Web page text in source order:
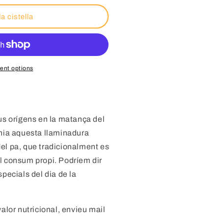
cistella
options
orígens en la matança del
aquesta llaminadura
pa, que tradicionalment es
consum propi. Podríem dir
del dia de la
nutricional, envieu mail